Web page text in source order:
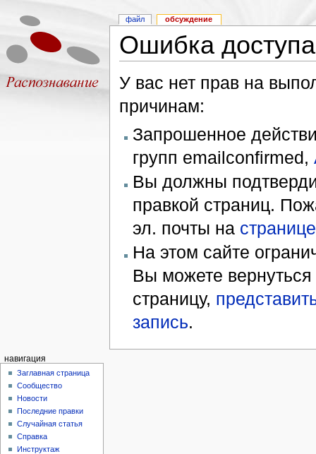
Ошибка доступа
У вас нет прав на
причинам:
Запрошенное
групп emailconfirmed,
Вы должны
правкой страниц.
эл. почты на
На этом сайте
Вы можете
страницу,
запись.
файл обсуждение
навигация
Заглавная страница
Сообщество
Новости
Последние правки
Случайная статья
Справка
Инструктаж